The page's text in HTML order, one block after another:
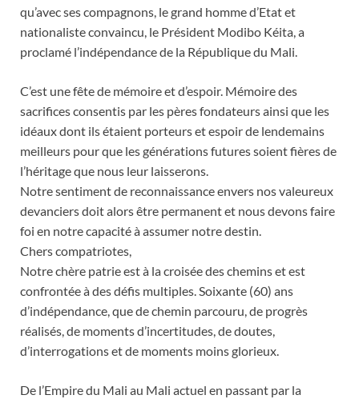
qu’avec ses compagnons, le grand homme d’Etat et
nationaliste convaincu, le Président Modibo Kéita, a
proclamé l’indépendance de la République du Mali.
C’est une fête de mémoire et d’espoir. Mémoire des
sacrifices consentis par les pères fondateurs ainsi que les
idéaux dont ils étaient porteurs et espoir de lendemains
meilleurs pour que les générations futures soient fières de
l’héritage que nous leur laisserons.
Notre sentiment de reconnaissance envers nos valeureux
devanciers doit alors être permanent et nous devons faire
foi en notre capacité à assumer notre destin.
Chers compatriotes,
Notre chère patrie est à la croisée des chemins et est
confrontée à des défis multiples. Soixante (60) ans
d’indépendance, que de chemin parcouru, de progrès
réalisés, de moments d’incertitudes, de doutes,
d’interrogations et de moments moins glorieux.
De l’Empire du Mali au Mali actuel en passant par la